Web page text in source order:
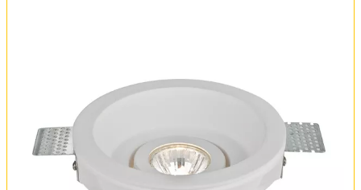
Оплата и доставка
Обмен и возврат
Установка